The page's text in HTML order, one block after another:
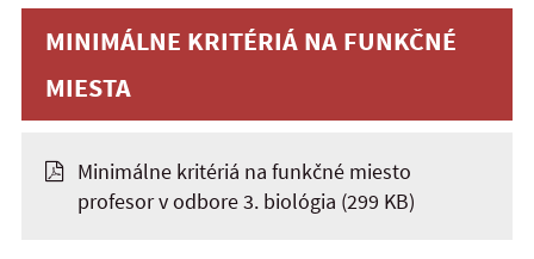
MINIMÁLNE KRITÉRIÁ NA FUNKČNÉ
MIESTA
Minimálne kritériá na funkčné miesto
profesor v odbore 3. biológia (299 KB)